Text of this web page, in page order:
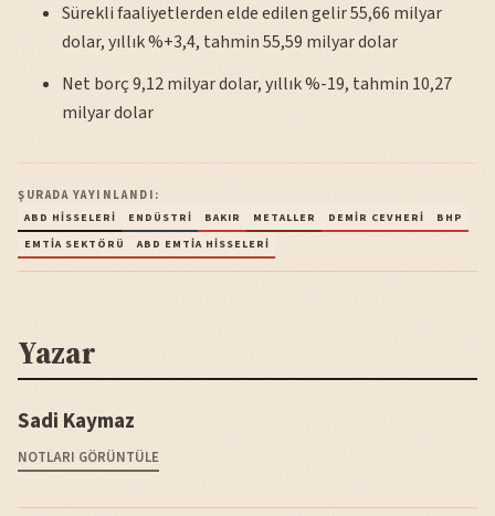
Sürekli faaliyetlerden elde edilen gelir 55,66 milyar
dolar, yıllık %+3,4, tahmin 55,59 milyar dolar
Net borç 9,12 milyar dolar, yıllık %-19, tahmin 10,27
milyar dolar
ŞURADA YAYINLANDI:
ABD HISSELERI ENDÜSTRI BAKIR METALLER DEMIR CEVHERI
BHP
EMTIA SEKTÖRÜ
ABD EMTIA HISSELERI
Yazar
Sadi Kaymaz
NOTLARI GÖRÜNTÜLE